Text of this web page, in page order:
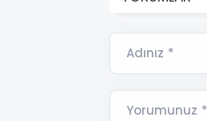
Adınız *
Yorumunuz *